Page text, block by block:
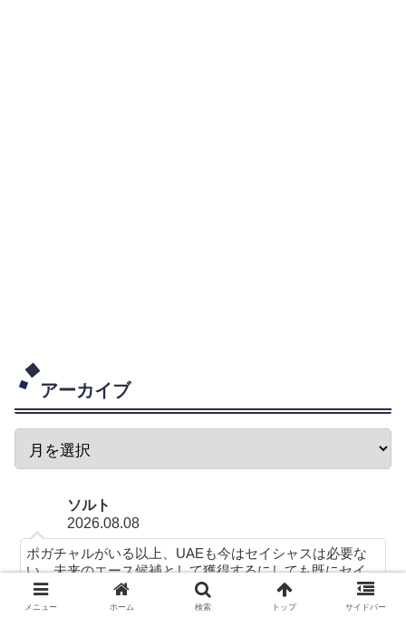
アーカイブ
ソルト
2026.08.08
ポガチャルがいる以上、UAEも今はセイシャスは必要な
い。未来のエース候補として獲得するにしても既にセイ
シャスは高くなりすぎて、ポガチャルが引退後セイシャ
スを獲得するのもそこまで変わらないような金額にな...
メニュー ホーム 検索 トップ サイドバー